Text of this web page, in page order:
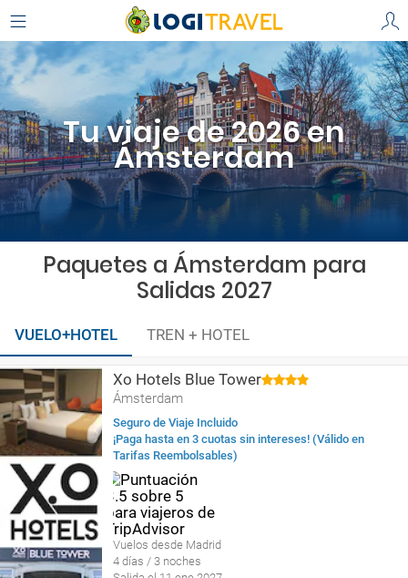
Tu viaje de 2026 en
Ámsterdam
Paquetes a Ámsterdam para
Salidas 2027
VUELO+HOTEL TREN + HOTEL
Xo Hotels Blue Tower
Ámsterdam
Seguro de Viaje Incluido
¡Paga hasta en 3 cuotas sin intereses! (Válido en
Tarifas Reembolsables)
Vuelos desde Madrid
4 días / 3 noches